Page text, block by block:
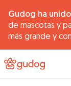
Gudog ha
de mascotas y
más grande y